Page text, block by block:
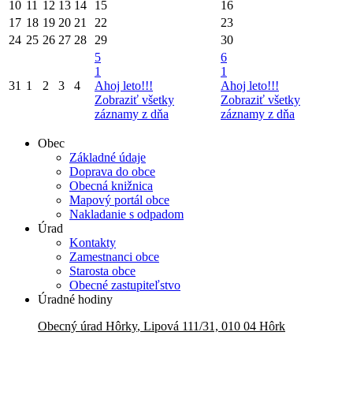
10 11 12 13 14 15
16
17 18 19 20 21 22
23
24 25 26 27 28 29 30
31 1 2 3 4
5
1
Ahoj leto!!!
Zobraziť všetky
záznamy z dňa
6
1
Ahoj leto!!!
Zobraziť všetky
záznamy z dňa
Obec
Základné údaje
Doprava do obce
Obecná knižnica
Mapový portál obce
Nakladanie s odpadom
Úrad
Kontakty
Zamestnanci obce
Starosta obce
Obecné zastupiteľstvo
Úradné hodiny
Obecný úrad Hôrky, Lipová 111/31, 010 04 Hôrk